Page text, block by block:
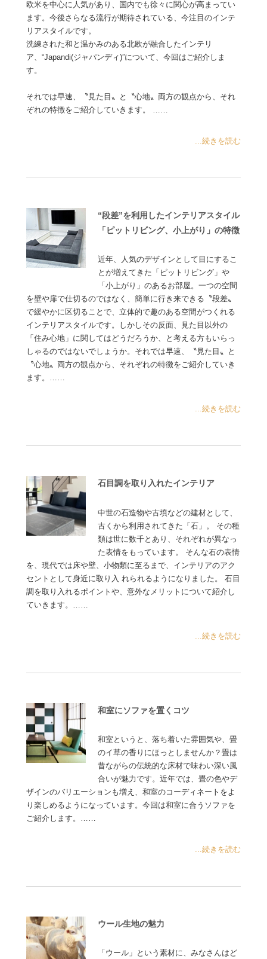
欧米を中心に人気があり、国内でも徐々に関心が高まってい
ます。今後さらなる流行が期待されている、今注目のインテ
リアスタイルです。
洗練された和と温かみのある北欧が融合したインテリ
ア、“Japandi(ジャパンディ)”について、今回はご紹介しま
す。
それでは早速、〝見た目〟と〝心地〟両方の観点から、それ
ぞれの特徴をご紹介していきます。 ……
...続きを読む
“段差”を利用したインテリアスタイル
「ピットリビング、小上がり」の特徴
近年、人気のデザインとして目にするこ
とが増えてきた「ピットリビング」や
「小上がり」のあるお部屋。一つの空間
を壁や扉で仕切るのではなく、簡単に行き来できる〝段差〟
で緩やかに区切ることで、立体的で趣のある空間がつくれる
インテリアスタイルです。しかしその反面、見た目以外の
「住み心地」に関してはどうだろうか、と考える方もいらっ
しゃるのではないでしょうか。それでは早速、〝見た目〟と
〝心地〟両方の観点から、それぞれの特徴をご紹介していき
ます。……
...続きを読む
石目調を取り入れたインテリア
中世の石造物や古墳などの建材として、
古くから利用されてきた「石」。 その種
類は世に数千とあり、それぞれが異なっ
た表情をもっています。 そんな石の表情
を、現代では床や壁、小物類に至るまで、インテリアのアク
セントとして身近に取り入 れられるようになりました。 石目
調を取り入れるポイントや、意外なメリットについて紹介し
ていきます。……
...続きを読む
和室にソファを置くコツ
和室というと、落ち着いた雰囲気や、畳
のイ草の香りにほっとしませんか？畳は
昔ながらの伝統的な床材で味わい深い風
合いが魅力です。近年では、畳の色やデ
ザインのバリエーションも増え、和室のコーディネートをよ
り楽しめるようになっています。今回は和室に合うソファを
ご紹介します。……
...続きを読む
ウール生地の魅力
「ウール」という素材に、みなさんはど